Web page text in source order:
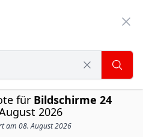
für Bildschirme 24
2026
am 08. August 2026